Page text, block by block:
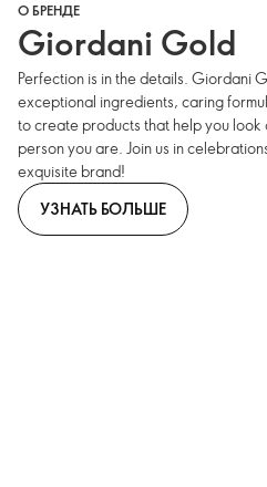
О БРЕНДЕ
Giordani Gold
Perfection is in the details. Giordani
exceptional ingredients, caring
to create products that help you
person you are. Join us in
exquisite brand!
УЗНАТЬ БОЛЬШЕ